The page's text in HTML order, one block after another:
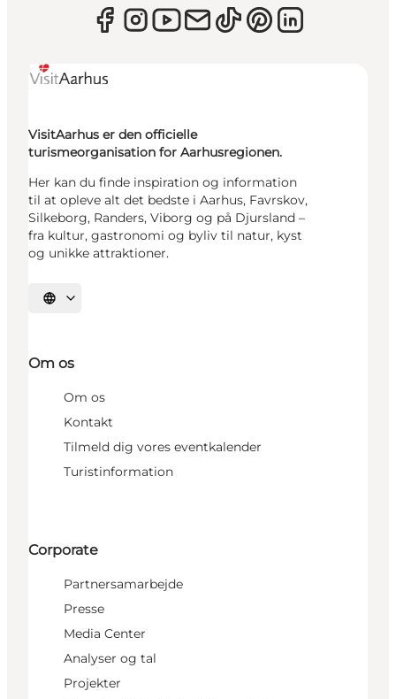
VisitAarhus er den officielle
turismeorganisation for Aarhusregionen.
Her kan du finde inspiration og information
til at opleve alt det bedste i Aarhus, Favrskov,
Silkeborg, Randers, Viborg og på Djursland –
fra kultur, gastronomi og byliv til natur, kyst
og unikke attraktioner.
Vælg sprog
Om os
Om os
Kontakt
Tilmeld dig vores eventkalender
Turistinformation
Corporate
Partnersamarbejde
Presse
Media Center
Analyser og tal
Projekter